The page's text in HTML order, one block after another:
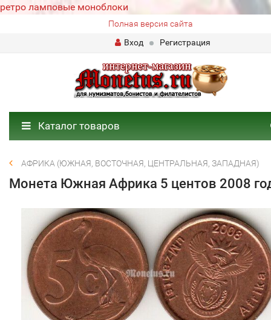
ретро ламповые моноблоки
Полная версия сайта
Вход
Регистрация
Каталог товаров
АФРИКА (ЮЖНАЯ, ВОСТОЧНАЯ, ЦЕНТРАЛЬНАЯ, ЗАПАДНАЯ)
Монета Южная Африка 5 центов 2008